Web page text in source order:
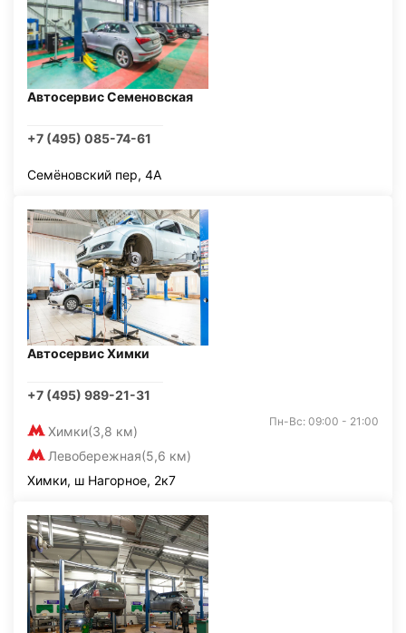
Автосервис Семеновская
+7 (495) 085-74-61
Семёновский пер, 4А
Автосервис Химки
+7 (495) 989-21-31
Химки(3,8 км)
Левобережная(5,6 км)
Пн-Вс: 09:00 - 21:00
Химки, ш Нагорное, 2к7